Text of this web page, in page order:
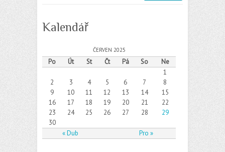
Kalendář
ČERVEN 2025
Po Út St Čt Pá So Ne
« Dub Pro »
1
2
3 4 5 6 7
8
9
10 11 12 13 14
15
16
17 18 19 20 21
22
23
24 25 26 27 28
29
30